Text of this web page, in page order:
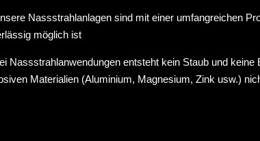
Nassstrahlanlagen sind mit einer umfangreichen
möglich ist
Nassstrahlanwendungen entsteht kein Staub und
Materialien (Aluminium, Magnesium, Zink usw.)